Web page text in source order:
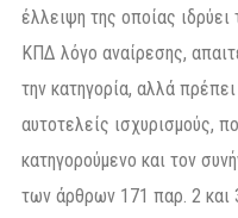
έλλειψη της οποίας
ΚΠΔ λόγο αναίρεσης,
την κατηγορία, αλλά
αυτοτελείς ισχυρισμούς,
κατηγορούμενο και τον
των άρθρων 171 παρ. 2 και